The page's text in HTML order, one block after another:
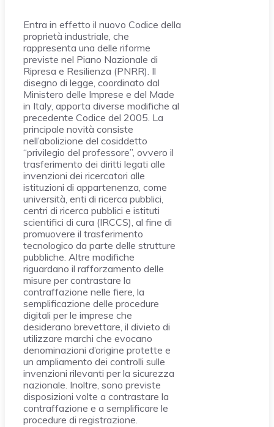
Entra in effetto il nuovo Codice della
proprietà industriale, che
rappresenta una delle riforme
previste nel Piano Nazionale di
Ripresa e Resilienza (PNRR). Il
disegno di legge, coordinato dal
Ministero delle Imprese e del Made
in Italy, apporta diverse modifiche al
precedente Codice del 2005. La
principale novità consiste
nell’abolizione del cosiddetto
“privilegio del professore”, ovvero il
trasferimento dei diritti legati alle
invenzioni dei ricercatori alle
istituzioni di appartenenza, come
università, enti di ricerca pubblici,
centri di ricerca pubblici e istituti
scientifici di cura (IRCCS), al fine di
promuovere il trasferimento
tecnologico da parte delle strutture
pubbliche. Altre modifiche
riguardano il rafforzamento delle
misure per contrastare la
contraffazione nelle fiere, la
semplificazione delle procedure
digitali per le imprese che
desiderano brevettare, il divieto di
utilizzare marchi che evocano
denominazioni d’origine protette e
un ampliamento dei controlli sulle
invenzioni rilevanti per la sicurezza
nazionale. Inoltre, sono previste
disposizioni volte a contrastare la
contraffazione e a semplificare le
procedure di registrazione.